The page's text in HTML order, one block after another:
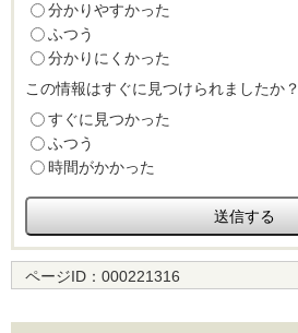
分かりやすかった
ふつう
分かりにくかった
この情報はすぐに見つけられましたか？
すぐに見つかった
ふつう
時間がかかった
ページID： 000221316